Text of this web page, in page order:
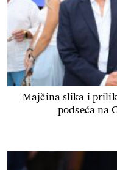
Majčina slika i
podseća na